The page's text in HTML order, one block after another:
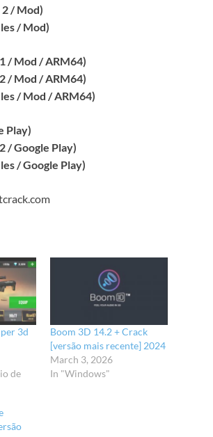
/ Mod)
/ Mod)
/ Mod / ARM64)
/ Mod / ARM64)
/ Mod / ARM64)
Play)
/ Google Play)
/ Google Play)
3d
de
Boom 3D 14.2 + Crack
[versão mais recente] 2024
March 3, 2026
In "Windows"